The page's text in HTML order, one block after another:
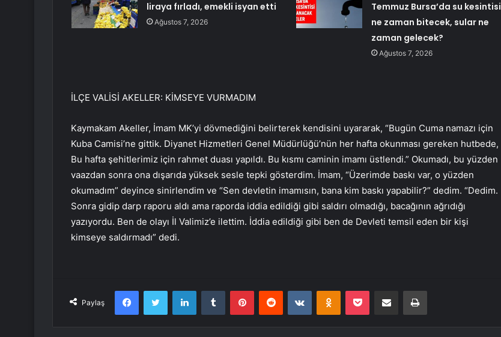
liraya fırladı, emekli isyan etti
Ağustos 7, 2026
Temmuz Bursa’da su kesintisi
ne zaman bitecek, sular ne
zaman gelecek?
Ağustos 7, 2026
İLÇE VALİSİ AKELLER: KİMSEYE VURMADIM
Kaymakam Akeller, İmam MK’yi dövmediğini belirterek kendisini uyararak, “Bugün Cuma namazı için
Kuba Camisi’ne gittik. Diyanet Hizmetleri Genel Müdürlüğü’nün her hafta okunması gereken hutbede,
Bu hafta şehitlerimiz için rahmet duası yapıldı. Bu kısmı caminin imamı üstlendi.” Okumadı, bu yüzden
vaazdan sonra ona dışarıda yüksek sesle tepki gösterdim. İmam, “Üzerimde baskı var, o yüzden
okumadım” deyince sinirlendim ve “Sen devletin imamısın, bana kim baskı yapabilir?” dedim. “Dedim.
Sonra gidip darp raporu aldı ama raporda iddia edildiği gibi saldırı olmadığı, bacağının ağrıdığı
yazıyordu. Ben de olayı İl Valimiz’e ilettim. İddia edildiği gibi ben de Devleti temsil eden bir kişi
kimseye saldırmadı” dedi.
Paylaş
FacebookTwitter LinkedInTumblr PinterestReddit VKontakteOdnoklassniki
Pocket E-Posta ile paylaş Yazdır